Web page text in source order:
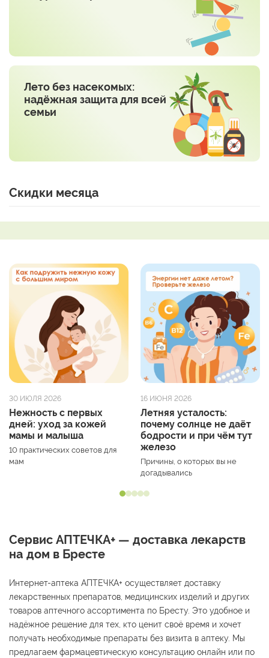
Лето без насекомых:
надёжная защита для всей
семьи
Скидки месяца
30 ИЮЛЯ 2026
Нежность с первых
дней: уход за кожей
мамы и малыша
10 практических советов для
мам
16 ИЮНЯ 2026
Летняя усталость:
почему солнце не даёт
бодрости и при чём тут
железо
Причины, о которых вы не
догадывались
Сервис АПТЕЧКА+ — доставка лекарств
на дом в Бресте
Интернет-аптека АПТЕЧКА+ осуществляет доставку
лекарственных препаратов, медицинских изделий и других
товаров аптечного ассортимента по Бресту. Это удобное и
надёжное решение для тех, кто ценит своё время и хочет
получать необходимые препараты без визита в аптеку. Мы
предлагаем фармацевтическую консультацию онлайн или по